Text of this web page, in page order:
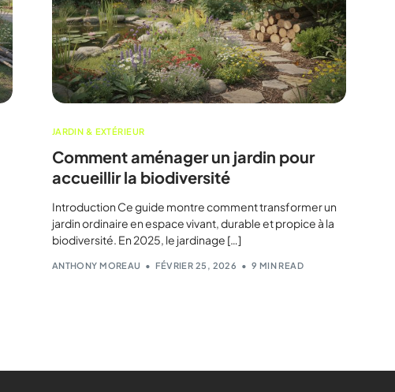
JARDIN & EXTÉRIEUR
Comment aménager un jardin pour
accueillir la biodiversité
Introduction Ce guide montre comment transformer un
jardin ordinaire en espace vivant, durable et propice à la
biodiversité. En 2025, le jardinage […]
ANTHONY MOREAU FÉVRIER 25, 2026 9 MIN READ